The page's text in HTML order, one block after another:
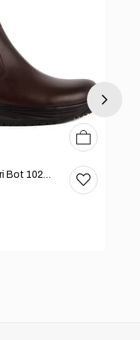
Sail Lakers - Erkek Deri Bot 102-2868-65390
40 414243